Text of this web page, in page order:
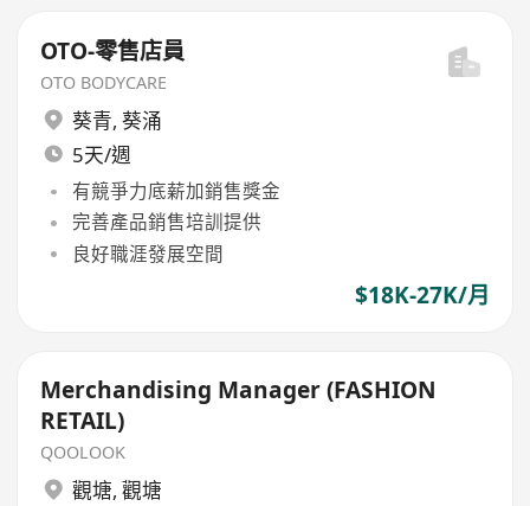
OTO-零售店員
OTO BODYCARE
葵青, 葵涌
5天/週
有競爭力底薪加銷售獎金
完善產品銷售培訓提供
良好職涯發展空間
$18K-27K/月
Merchandising Manager (FASHION
RETAIL)
QOOLOOK
觀塘, 觀塘